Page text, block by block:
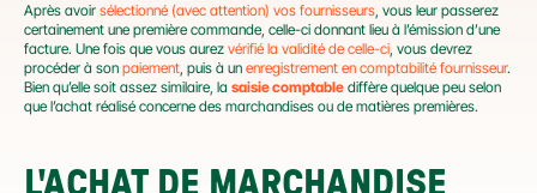
Après avoir sélectionné (avec attention) vos fournisseurs, vous leur passerez
certainement une première commande, celle-ci donnant lieu à l’émission d’une
facture. Une fois que vous aurez vérifié la validité de celle-ci, vous devrez
procéder à son paiement, puis à un enregistrement en comptabilité fournisseur.
Bien qu’elle soit assez similaire, la saisie comptable diffère quelque peu selon
que l’achat réalisé concerne des marchandises ou de matières premières.
L'ACHAT DE MARCHANDISE